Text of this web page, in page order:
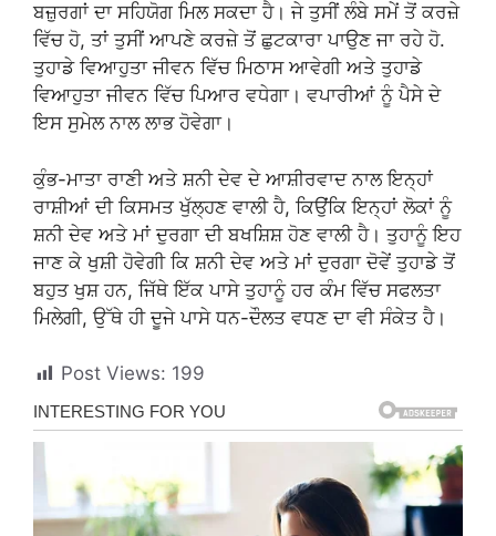
ਬਜ਼ੁਰਗਾਂ ਦਾ ਸਹਿਯੋਗ ਮਿਲ ਸਕਦਾ ਹੈ। ਜੇ ਤੁਸੀਂ ਲੰਬੇ ਸਮੇਂ ਤੋਂ ਕਰਜ਼ੇ
ਵਿੱਚ ਹੋ, ਤਾਂ ਤੁਸੀਂ ਆਪਣੇ ਕਰਜ਼ੇ ਤੋਂ ਛੁਟਕਾਰਾ ਪਾਉਣ ਜਾ ਰਹੇ ਹੋ.
ਤੁਹਾਡੇ ਵਿਆਹੁਤਾ ਜੀਵਨ ਵਿੱਚ ਮਿਠਾਸ ਆਵੇਗੀ ਅਤੇ ਤੁਹਾਡੇ
ਵਿਆਹੁਤਾ ਜੀਵਨ ਵਿੱਚ ਪਿਆਰ ਵਧੇਗਾ। ਵਪਾਰੀਆਂ ਨੂੰ ਪੈਸੇ ਦੇ
ਇਸ ਸੁਮੇਲ ਨਾਲ ਲਾਭ ਹੋਵੇਗਾ।
ਕੁੰਭ-ਮਾਤਾ ਰਾਣੀ ਅਤੇ ਸ਼ਨੀ ਦੇਵ ਦੇ ਆਸ਼ੀਰਵਾਦ ਨਾਲ ਇਨ੍ਹਾਂ
ਰਾਸ਼ੀਆਂ ਦੀ ਕਿਸਮਤ ਖੁੱਲ੍ਹਣ ਵਾਲੀ ਹੈ, ਕਿਉਂਕਿ ਇਨ੍ਹਾਂ ਲੋਕਾਂ ਨੂੰ
ਸ਼ਨੀ ਦੇਵ ਅਤੇ ਮਾਂ ਦੁਰਗਾ ਦੀ ਬਖਸ਼ਿਸ਼ ਹੋਣ ਵਾਲੀ ਹੈ। ਤੁਹਾਨੂੰ ਇਹ
ਜਾਣ ਕੇ ਖੁਸ਼ੀ ਹੋਵੇਗੀ ਕਿ ਸ਼ਨੀ ਦੇਵ ਅਤੇ ਮਾਂ ਦੁਰਗਾ ਦੋਵੇਂ ਤੁਹਾਡੇ ਤੋਂ
ਬਹੁਤ ਖੁਸ਼ ਹਨ, ਜਿੱਥੇ ਇੱਕ ਪਾਸੇ ਤੁਹਾਨੂੰ ਹਰ ਕੰਮ ਵਿੱਚ ਸਫਲਤਾ
ਮਿਲੇਗੀ, ਉੱਥੇ ਹੀ ਦੂਜੇ ਪਾਸੇ ਧਨ-ਦੌਲਤ ਵਧਣ ਦਾ ਵੀ ਸੰਕੇਤ ਹੈ।
Post Views: 199